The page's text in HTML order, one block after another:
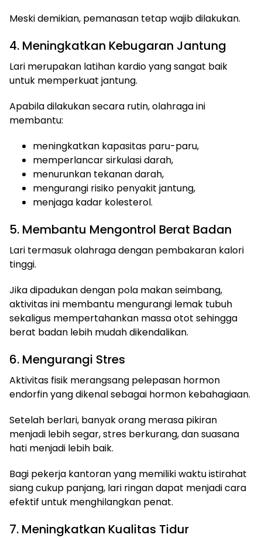
Meski demikian, pemanasan tetap wajib dilakukan.
4. Meningkatkan Kebugaran Jantung
Lari merupakan latihan kardio yang sangat baik
untuk memperkuat jantung.
Apabila dilakukan secara rutin, olahraga ini
membantu:
meningkatkan kapasitas paru-paru,
memperlancar sirkulasi darah,
menurunkan tekanan darah,
mengurangi risiko penyakit jantung,
menjaga kadar kolesterol.
5. Membantu Mengontrol Berat Badan
Lari termasuk olahraga dengan pembakaran kalori
tinggi.
Jika dipadukan dengan pola makan seimbang,
aktivitas ini membantu mengurangi lemak tubuh
sekaligus mempertahankan massa otot sehingga
berat badan lebih mudah dikendalikan.
6. Mengurangi Stres
Aktivitas fisik merangsang pelepasan hormon
endorfin yang dikenal sebagai hormon kebahagiaan.
Setelah berlari, banyak orang merasa pikiran
menjadi lebih segar, stres berkurang, dan suasana
hati menjadi lebih baik.
Bagi pekerja kantoran yang memiliki waktu istirahat
siang cukup panjang, lari ringan dapat menjadi cara
efektif untuk menghilangkan penat.
7. Meningkatkan Kualitas Tidur